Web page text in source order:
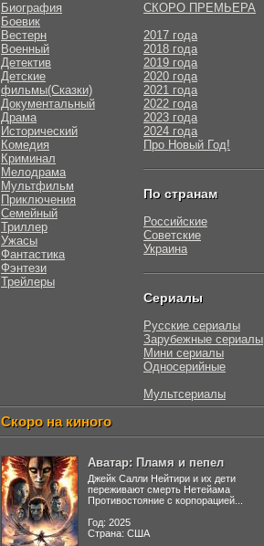
Биография
Боевик
Вестерн
Военный
Детектив
Детские
фильмы(Сказки)
Документальный
Драма
Исторический
Комедия
Криминал
Мелодрама
Мультфильм
Приключения
Семейный
Триллер
Ужасы
Фантастика
Фэнтези
Трейлеры
СКОРО ПРЕМЬЕРА
2017 года
2018 года
2019 года
2020 года
2021 года
2022 года
2023 года
2024 года
Про Новый Год!
По странам
Российские
Советские
Украина
Сериалы
Русские сериалы
Зарубежные сериалы
Мини сериалы
Односерийные
Мультсериалы
Скоро на киного
Аватар: Пламя и пепел
Джейк Салли Нейтири и их дети
переживают смерть Нетейама
Противостояние с корпорацией...
Год: 2025
Страна: США